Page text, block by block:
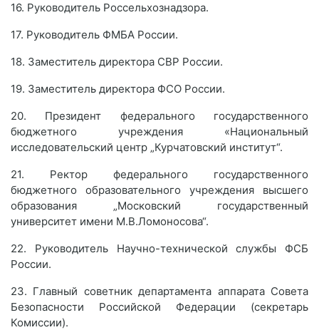
16. Руководитель Россельхознадзора.
17. Руководитель ФМБА России.
18. Заместитель директора СВР России.
19. Заместитель директора ФСО России.
20. Президент федерального государственного
бюджетного учреждения «Национальный
исследовательский центр „Курчатовский институт“.
21. Ректор федерального государственного
бюджетного образовательного учреждения высшего
образования „Московский государственный
университет имени М.В.Ломоносова“.
22. Руководитель Научно-технической службы ФСБ
России.
23. Главный советник департамента аппарата Совета
Безопасности Российской Федерации (секретарь
Комиссии).